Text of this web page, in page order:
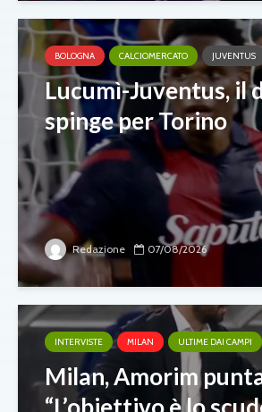
BOLOGNA CALCIOMERCATO JUVENTUS
Lucumì-Juventus, il
spinge per Torino
Redazione 07/08/2026
INTERVISTE MILAN ULTIME DAI CAMPI
Milan, Amorim